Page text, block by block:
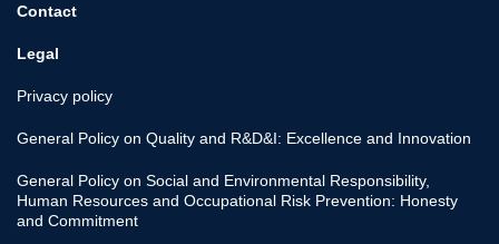
Contact
Legal
Privacy policy
General Policy on Quality and R&D&I: Excellence and Innovation
General Policy on Social and Environmental Responsibility,
Human Resources and Occupational Risk Prevention: Honesty
and Commitment